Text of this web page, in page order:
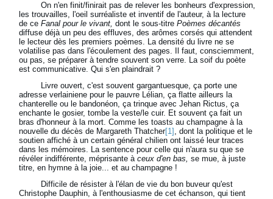
On n'en finit/finirait pas de relever les bonheurs d'expression,
les trouvailles, l'oeil surréaliste et inventif de l'auteur, à la lecture
de ceFanal pour le vivant, dont le sous-titrePoèmes décantés
diffuse déjà un peu des effluves, des arômes corsés qui attendent
le lecteur dès les premiers poèmes. La densité du livre ne se
volatilise pas dans l'écoulement des pages. Il faut, consciemment,
ou pas, se préparer à tendre souvent son verre. La soif du poète
est communicative. Qui s'en plaindrait ?
Livre ouvert, c'est souvent gargantuesque, ça porte une
adresse verlainiene pour le pauvre Lélian, ça flatte ailleurs la
chanterelle ou le bandonéon, ça trinque avec Jehan Rictus, ça
enchante le gosier, tombe la veste/le cuir. Et souvent ça fait un
bras d'honneur à la mort. Comme les toasts au champagne à la
nouvelle du décès de Margareth Thatcher[1] , dont la politique et le
soutien affiché à un certain général chilien ont laissé leur traces
dans les mémoires. La sentence pour celle qui n'aura su que se
révéler indifférente, méprisante àceux d'en bas, se mue, à juste
titre, en hymne à la joie... et au champagne !
Difficile de résister à l'élan de vie du bon buveur qu'est
Christophe Dauphin, à l'enthousiasme de cet échanson, qui tient